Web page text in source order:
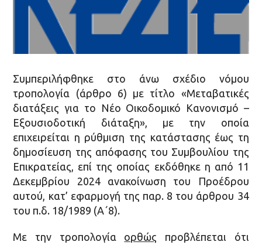
Συμπεριλήφθηκε στο άνω σχέδιο νόμου
τροπολογία (άρθρο 6) με τίτλο «Μεταβατικές
διατάξεις για το Νέο Οικοδομικό Κανονισμό –
Εξουσιοδοτική διάταξη», με την οποία
επιχειρείται η ρύθμιση της κατάστασης έως τη
δημοσίευση της απόφασης του Συμβουλίου της
Επικρατείας, επί της οποίας εκδόθηκε η από 11
Δεκεμβρίου 2024 ανακοίνωση του Προέδρου
αυτού, κατ’ εφαρμογή της παρ. 8 του άρθρου 34
του π.δ. 18/1989 (Α΄8).
Με την τροπολογία ορθώς προβλέπεται ότι